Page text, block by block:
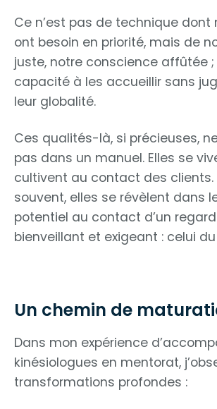
Ce n’est pas de technique dont
ont besoin en priorité, mais de
juste, notre conscience affûtée
capacité à les accueillir sans
leur globalité.
Ces qualités-là, si précieuses,
pas dans un manuel. Elles se
cultivent au contact des clients.
souvent, elles se révèlent dans
potentiel au contact d’un
bienveillant et exigeant : celui
Un chemin de
Dans mon expérience
kinésiologues en mentorat,
transformations profondes :